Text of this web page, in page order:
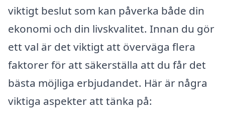
viktigt beslut som kan påverka både din
ekonomi och din livskvalitet. Innan du gör
ett val är det viktigt att överväga flera
faktorer för att säkerställa att du får det
bästa möjliga erbjudandet. Här är några
viktiga aspekter att tänka på: